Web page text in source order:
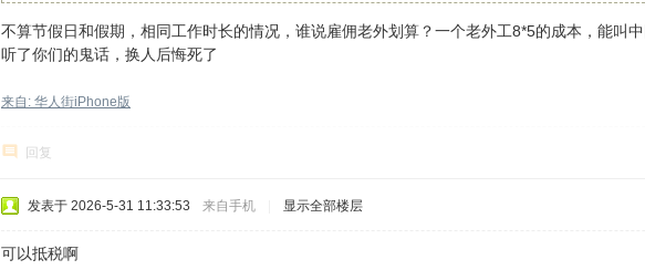
不算节假日和假期，相同工作时长的情况，谁说雇佣老外划算？一个老外工8*5的成本，能叫
听了你们的鬼话，换人后悔死了
来自: 华人街iPhone版
回复
发表于 2026-5-31 11:33:53 来自手机 显示全部楼层
可以抵税啊